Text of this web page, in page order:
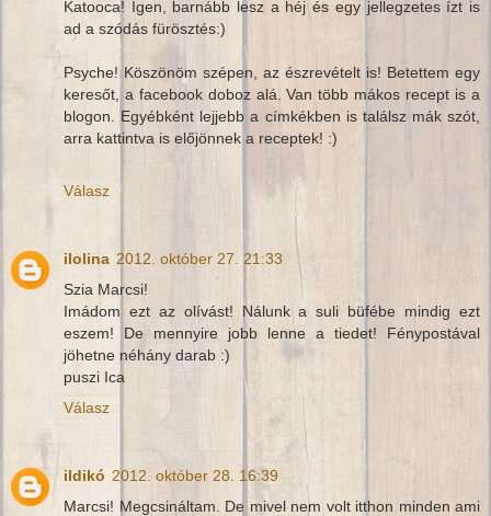
Katooca! Igen, barnább lesz a héj és egy jellegzetes ízt is
ad a szódás fürösztés:)
Psyche! Köszönöm szépen, az észrevételt is! Betettem egy
keresőt, a facebook doboz alá. Van több mákos recept is a
blogon. Egyébként lejjebb a címkékben is találsz mák szót,
arra kattintva is előjönnek a receptek! :)
Válasz
ilolina 2012. október 27. 21:33
Szia Marcsi!
Imádom ezt az olívást! Nálunk a suli büfébe mindig ezt
eszem! De mennyire jobb lenne a tiedet! Fénypostával
jöhetne néhány darab :)
puszi Ica
Válasz
ildikó 2012. október 28. 16:39
Marcsi! Megcsináltam. De mivel nem volt itthon minden ami